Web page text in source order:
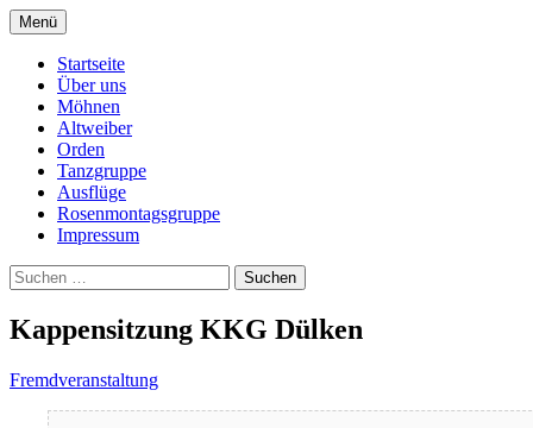
Dreistadtmöhnen Dülken
Menü Springe
zum
Inhalt
Startseite
Über uns
Möhnen
Altweiber
Orden
Tanzgruppe
Ausflüge
Rosenmontagsgruppe
Impressum
Suchen
nach:
Kappensitzung KKG Dülken
Fremdveranstaltung